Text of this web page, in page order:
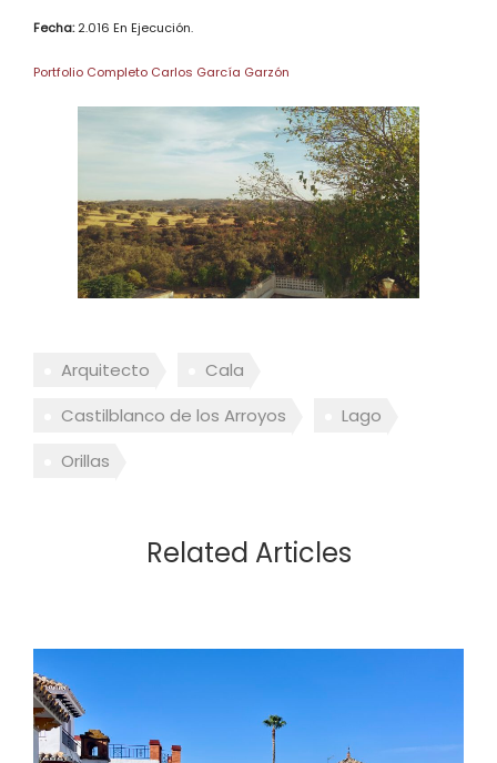
Fecha:2.016 En Ejecución.
Portfolio Completo Carlos García Garzón
Arquitecto
Cala
Castilblanco de los Arroyos
Lago
Orillas
Related Articles